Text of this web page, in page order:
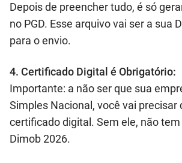
Depois de preencher tudo, é só
no PGD. Esse arquivo vai ser a sua
para o envio.
4. Certificado Digital é Obrigatório:
Importante: a não ser que sua
Simples Nacional, você vai precisar
certificado digital. Sem ele, não
Dimob 2026.